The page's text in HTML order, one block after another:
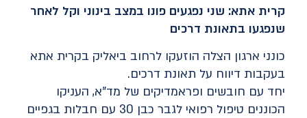
קרית אתא: שני נפגעים פונו במצב בינוני וקל לאחר
שנפגעו בתאונת דרכים
כונני ארגון הצלה הוזעקו לרחוב ביאליק בקרית אתא
בעקבות דיווח על תאונת דרכים.
יחד עם חובשים ופראמדיקים של מד"א, העניקו
הכוננים טיפול רפואי לגבר כבן 30 עם חבלות בגפיים